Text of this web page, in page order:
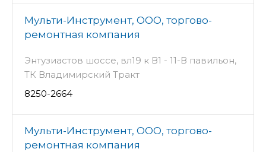
Мульти-Инструмент, ООО, торгово-
ремонтная компания
Энтузиастов шоссе, вл19 к В1 - 11-В павильон,
ТК Владимирский Тракт
8250-2664
Мульти-Инструмент, ООО, торгово-
ремонтная компания